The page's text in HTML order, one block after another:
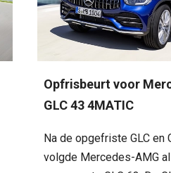
Opfrisbeurt voor
GLC 43 4MATIC
Na de opgefriste GLC en
volgde Mercedes-AMG